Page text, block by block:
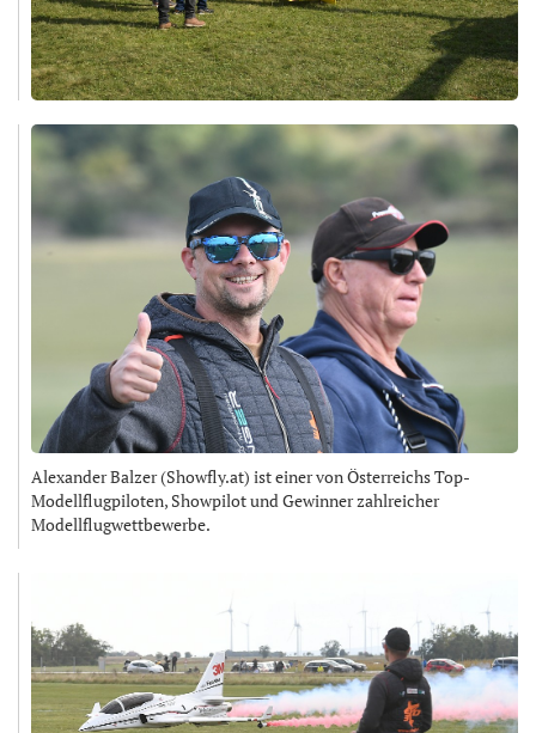
Alexander Balzer (Showfly.at) ist einer von Österreichs Top-
Modellflugpiloten, Showpilot und Gewinner zahlreicher
Modellflugwettbewerbe.